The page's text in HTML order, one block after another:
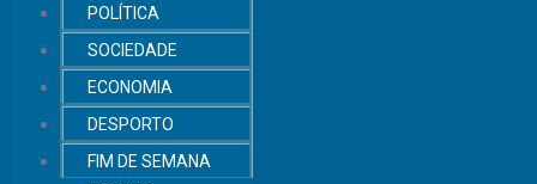
POLÍTICA
SOCIEDADE
ECONOMIA
DESPORTO
FIM DE SEMANA